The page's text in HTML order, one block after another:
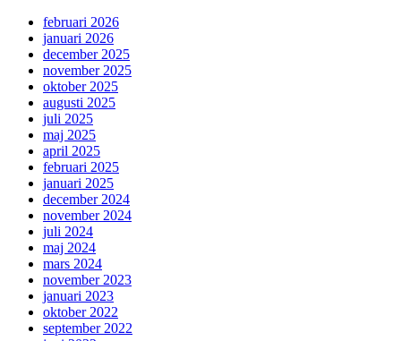
februari 2026
januari 2026
december 2025
november 2025
oktober 2025
augusti 2025
juli 2025
maj 2025
april 2025
februari 2025
januari 2025
december 2024
november 2024
juli 2024
maj 2024
mars 2024
november 2023
januari 2023
oktober 2022
september 2022